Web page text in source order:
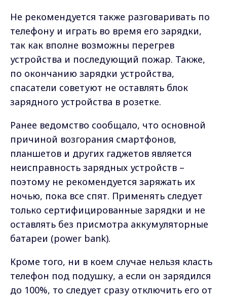
Не рекомендуется также разговаривать по
телефону и играть во время его зарядки,
так как вполне возможны перегрев
устройства и последующий пожар. Также,
по окончанию зарядки устройства,
спасатели советуют не оставлять блок
зарядного устройства в розетке.
Ранее ведомство сообщало, что основной
причиной возгорания смартфонов,
планшетов и других гаджетов является
неисправность зарядных устройств –
поэтому не рекомендуется заряжать их
ночью, пока все спят. Применять следует
только сертифицированные зарядки и не
оставлять без присмотра аккумуляторные
батареи (power bank).
Кроме того, ни в коем случае нельзя класть
телефон под подушку, а если он зарядился
до 100%, то следует сразу отключить его от